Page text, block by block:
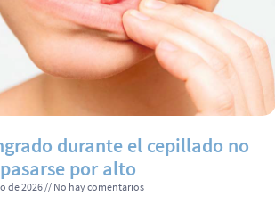
durante el cepillado no
por alto
de 2026 No hay comentarios